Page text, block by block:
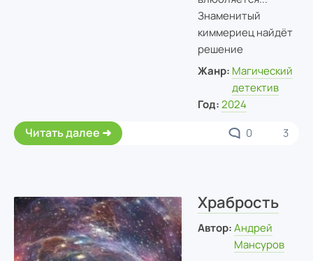
Знаменитый
киммериец найдёт
решение
Жанр: Магический
детектив
Год: 2024
Читать далее 0 3
Храбрость
Автор: Андрей
Мансуров